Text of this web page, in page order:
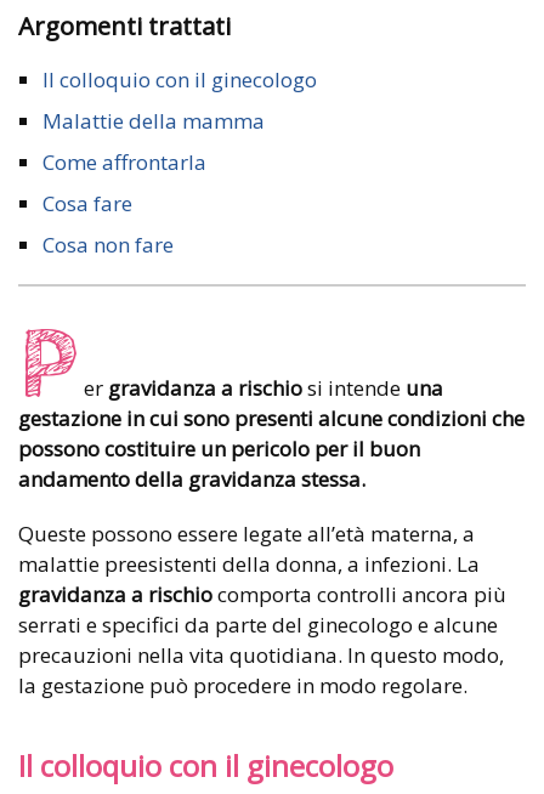
Argomenti trattati
Il colloquio con il ginecologo
Malattie della mamma
Come affrontarla
Cosa fare
Cosa non fare
P er gravidanza a rischiosi intende una
gestazione in cui sono presenti alcune condizioni che
possono costituire un pericolo per il buon
andamento della gravidanza stessa.
Queste possono essere legate all’età materna, a
malattie preesistenti della donna, a infezioni. La
gravidanza a rischiocomporta controlli ancora più
serrati e specifici da parte del ginecologo e alcune
precauzioni nella vita quotidiana. In questo modo,
la gestazione può procedere in modo regolare.
Il colloquio con il ginecologo